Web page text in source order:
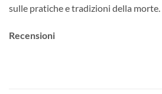
sulle pratiche e tradizioni della morte.
Recensioni